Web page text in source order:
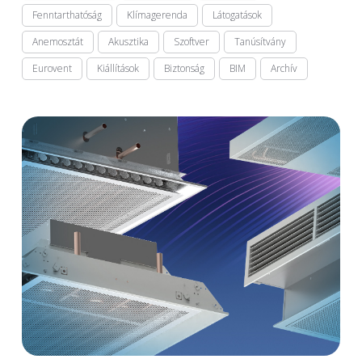
Fenntarthatóság
Klímagerenda
Látogatások
Anemosztát
Akusztika Szoftver
Tanúsítvány
Eurovent
Kiállítások Biztonság BIM Archív